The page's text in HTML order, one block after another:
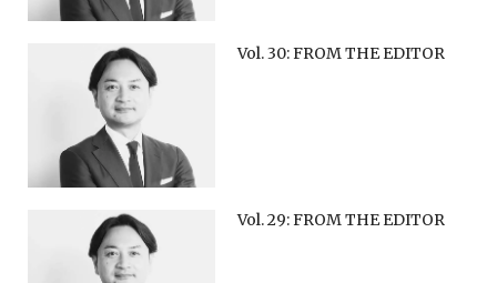
Vol. 30: FROM THE EDITOR
Vol. 29: FROM THE EDITOR